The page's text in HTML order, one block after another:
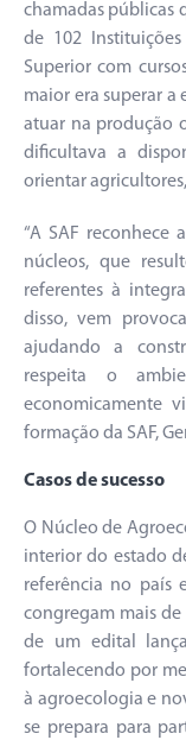
chamadas públicas
de 102
Superior com
maior era superar a
atuar na produção
dificultava a
orientar
“A SAF reconhece
núcleos, que
referentes à
disso, vem
ajudando a
respeita o
economicamente
formação da SAF,
Casos de sucesso
O Núcleo de
interior do estado
referência no país
congregam mais de
de um edital
fortalecendo por
à agroecologia e
se prepara para